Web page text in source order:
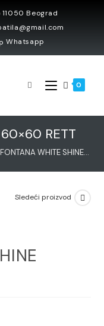
Beograd
Whatsapp
0
RETT
FONTANA WHITE SHINE 60×60 RETT
Sledeći proizvod